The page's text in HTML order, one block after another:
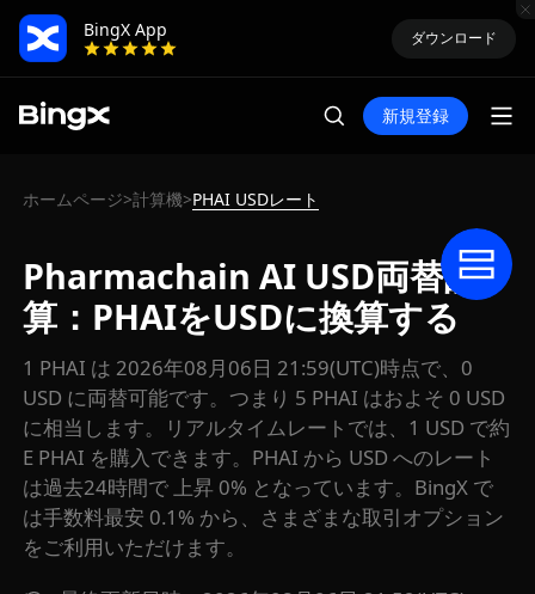
BingX App
ダウンロード
新規登録
ホームページ>計算機>PHAI USDレート
Pharmachain AI USD両替計
算：PHAIをUSDに換算する
1 PHAI は 2026年08月06日 21:59(UTC)時点で、0
USD に両替可能です。つまり 5 PHAI はおよそ 0 USD
に相当します。リアルタイムレートでは、1 USD で約
E PHAI を購入できます。PHAI から USD へのレート
は過去24時間で 上昇 0% となっています。BingX で
は手数料最安 0.1% から、さまざまな取引オプション
をご利用いただけます。